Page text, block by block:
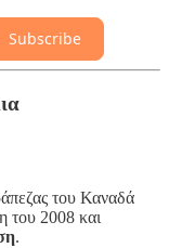
Subscribe
του Καναδά
του 2008 και
.